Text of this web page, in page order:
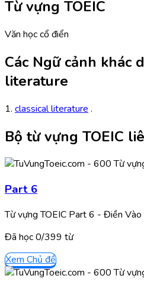
Từ vựng TOEIC
Văn học cổ điển
Các Ngữ cảnh khác
literature
1. classical literature .
Bộ từ vựng TOEIC
Part 6
Từ vựng TOEIC Part 6 - Điền
Đã học0/399 từ
Xem Chủ đề